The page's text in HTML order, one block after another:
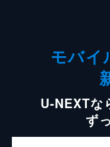
モバイ
U-NEXTな
ず